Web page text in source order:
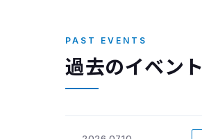
PAST EVENTS
過去のイベント